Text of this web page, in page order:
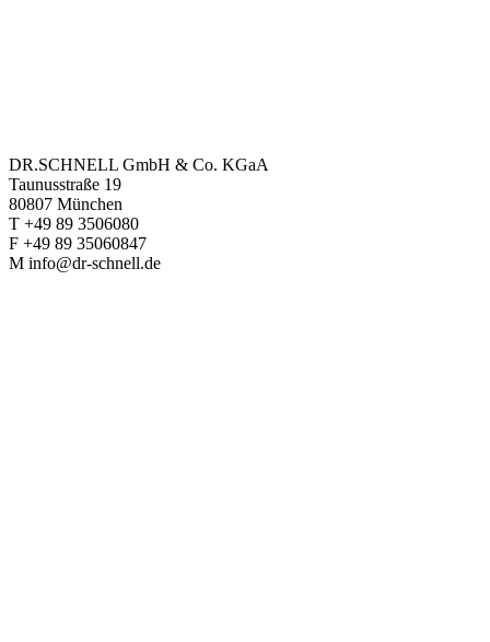
DR.SCHNELL GmbH & Co. KGaA
Taunusstraße 19
80807 München
T +49 89 3506080
F +49 89 35060847
M info@dr-schnell.de